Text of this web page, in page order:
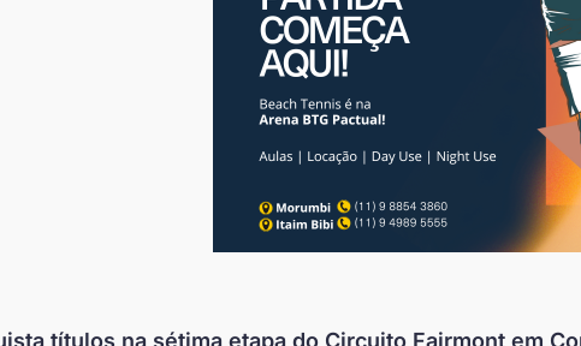
títulos na sétima etapa do Circuito Fairmont em